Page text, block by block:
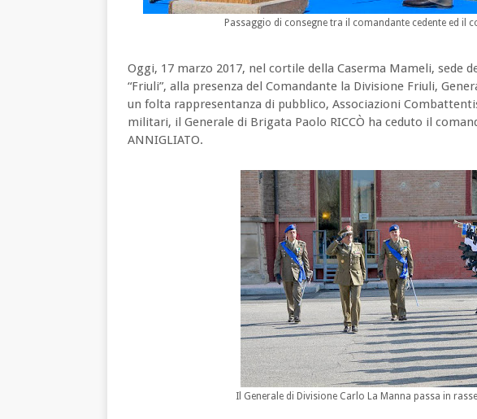
Passaggio di consegne tra il comandante cedente ed il
Oggi, 17 marzo 2017, nel cortile della Caserma Mameli, sede
“Friuli”, alla presenza del Comandante la Divisione Friuli,
un folta rappresentanza di pubblico, Associazioni
militari, il Generale di Brigata Paolo RICCÒ ha ceduto il
ANNIGLIATO.
Il Generale di Divisione Carlo La Manna passa in